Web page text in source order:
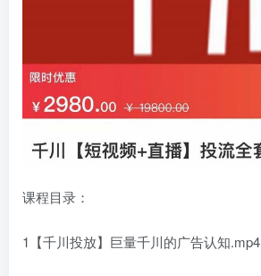
课程目录：
1【千川投放】巨量千川的广告认知.mp4